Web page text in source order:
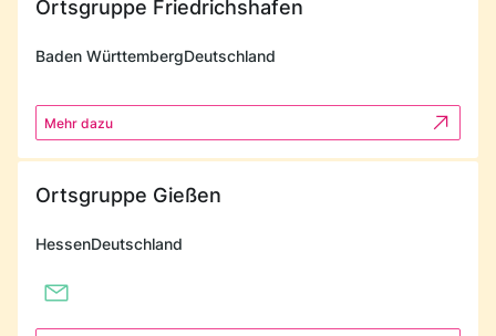
Ortsgruppe Friedrichshafen
Baden WürttembergDeutschland
Mehr dazu
Ortsgruppe Gießen
HessenDeutschland